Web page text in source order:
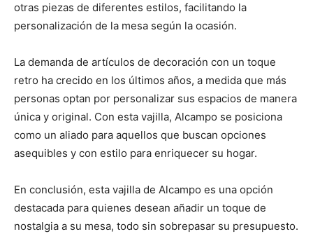
otras piezas de diferentes estilos, facilitando la
personalización de la mesa según la ocasión.
La demanda de artículos de decoración con un toque
retro ha crecido en los últimos años, a medida que más
personas optan por personalizar sus espacios de manera
única y original. Con esta vajilla, Alcampo se posiciona
como un aliado para aquellos que buscan opciones
asequibles y con estilo para enriquecer su hogar.
En conclusión, esta vajilla de Alcampo es una opción
destacada para quienes desean añadir un toque de
nostalgia a su mesa, todo sin sobrepasar su presupuesto.